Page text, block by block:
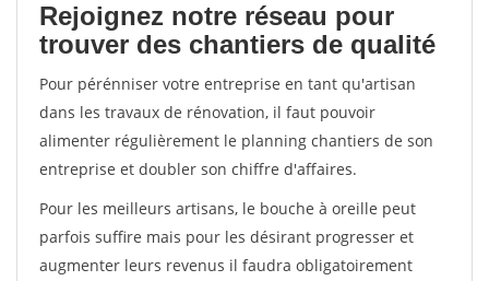
Rejoignez notre réseau pour
trouver des chantiers de qualité
Pour pérénniser votre entreprise en tant qu'artisan
dans les travaux de rénovation, il faut pouvoir
alimenter régulièrement le planning chantiers de son
entreprise et doubler son chiffre d'affaires.
Pour les meilleurs artisans, le bouche à oreille peut
parfois suffire mais pour les désirant progresser et
augmenter leurs revenus il faudra obligatoirement